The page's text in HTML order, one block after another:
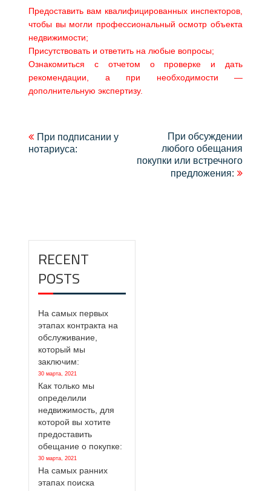
Предоставить вам квалифицированных инспекторов,
чтобы вы могли профессиональный осмотр объекта
недвижимости;
Присутствовать и ответить на любые вопросы;
Ознакомиться с отчетом о проверке и дать
рекомендации, а при необходимости —
дополнительную экспертизу.
Навигация
по
При подписании у
нотариуса:
При обсуждении
любого обещания
покупки или встречного
предложения:
RECENT
POSTS
На самых первых
этапах контракта на
обслуживание,
который мы
заключим:
30 марта, 2021
Как только мы
определили
недвижимость, для
которой вы хотите
предоставить
обещание о покупке:
30 марта, 2021
На самых ранних
этапах поиска